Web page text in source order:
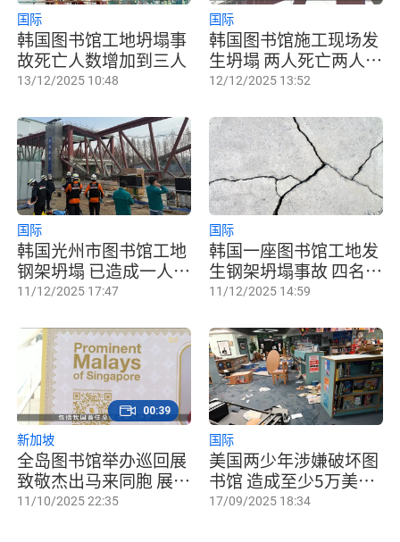
韩国图书馆工地坍塌事
故死亡人数增加到三人
国际
13/12/2025 10:48
韩国图书馆施工现场发
生坍塌 两人死亡两人失
踪
国际
12/12/2025 13:52
韩国光州市图书馆工地
钢架坍塌 已造成一人身
亡
国际
11/12/2025 17:47
韩国一座图书馆工地发
生钢架坍塌事故 四名工
人被困
国际
11/12/2025 14:59
全岛图书馆举办巡回展
致敬杰出马来同胞 展出
逾百人物事迹彰显贡献
新加坡
11/10/2025 22:35
00:39
美国两少年涉嫌破坏图
书馆 造成至少5万美元
损失
国际
17/09/2025 18:34